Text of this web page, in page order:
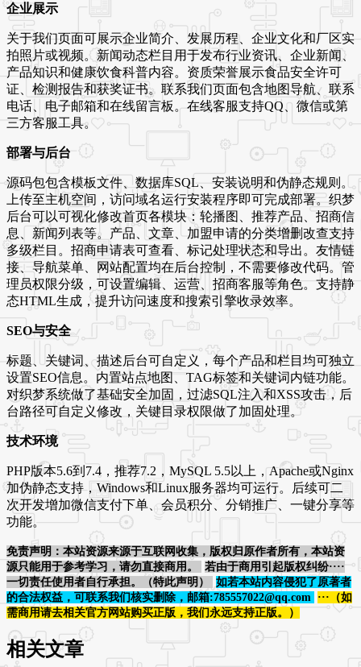
企业展示
关于我们页面可展示企业简介、发展历程、企业文化和厂区实
拍照片或视频。新闻动态栏目用于发布行业资讯、企业新闻、
产品知识和健康饮食科普内容。资质荣誉展示食品安全许可
证、检测报告和获奖证书。联系我们页面包含地图导航、联系
电话、电子邮箱和在线留言板。在线客服支持QQ、微信或第
三方客服工具。
部署与后台
源码包包含模板文件、数据库SQL、安装说明和伪静态规则。
上传至主机空间，访问域名运行安装程序即可完成部署。织梦
后台可以可视化修改首页各模块：轮播图、推荐产品、招商信
息、新闻列表等。产品、文章、加盟申请的分类增删改查支持
多级栏目。招商申请表可查看、标记处理状态和导出。友情链
接、导航菜单、网站配置均在后台控制，不需要修改代码。管
理员权限分级，可设置编辑、运营、招商客服等角色。支持静
态HTML生成，提升访问速度和搜索引擎收录效率。
SEO与安全
标题、关键词、描述后台可自定义，每个产品和栏目均可独立
设置SEO信息。内置站点地图、TAG标签和关键词内链功能。
对织梦系统做了基础安全加固，过滤SQL注入和XSS攻击，后
台路径可自定义修改，关键目录权限做了加固处理。
技术环境
PHP版本5.6到7.4，推荐7.2，MySQL 5.5以上，Apache或Nginx
加伪静态支持，Windows和Linux服务器均可运行。后续可二
次开发增加微信支付下单、会员积分、分销推广、一键分享等
功能。
免责声明：本站资源来源于互联网收集，版权归原作者所有，本站资
源只能用于参考学习，请勿直接商用。
若由于商用引起版权纠纷····
一切责任使用者自行承担。（特此声明）
如若本站内容侵犯了原著者
的合法权益，可联系我们核实删除，邮箱:785557022@qq.com
···（如
需商用请去相关官方网站购买正版，我们永远支持正版。）
相关文章